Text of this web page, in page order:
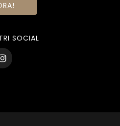
SOCIAL